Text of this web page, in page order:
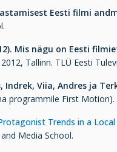
Eesti filmi
Mis nägu on Eesti
Tallinn. TLÜ Eesti
Viia, Andres ja
programmile First
Trends in a
Media School.